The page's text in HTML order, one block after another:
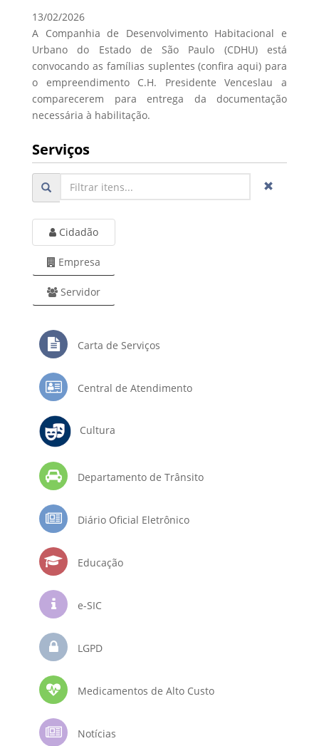
13/02/2026
A Companhia de Desenvolvimento Habitacional e
Urbano do Estado de São Paulo (CDHU) está
convocando as famílias suplentes (confira aqui) para
o empreendimento C.H. Presidente Venceslau a
comparecerem para entrega da documentação
necessária à habilitação.
Serviços
Cidadão
Empresa
Servidor
Carta de Serviços
Central de Atendimento
Cultura
Departamento de Trânsito
Diário Oficial Eletrônico
Educação
e-SIC
LGPD
Medicamentos de Alto Custo
Notícias